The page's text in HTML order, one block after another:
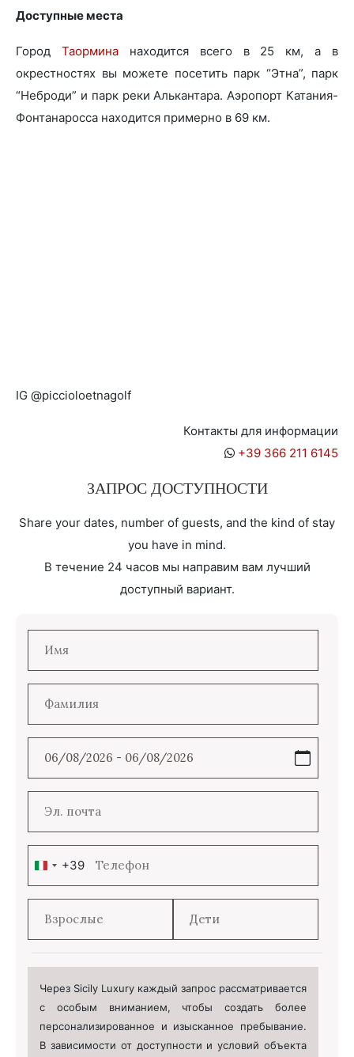
Доступные места
Город Таорминанаходится всего в 25 км, а в
окрестностях вы можете посетить парк “Этна”, парк
“Неброди” и парк реки Алькантара. Аэропорт Катания-
Фонтанаросса находится примерно в 69 км.
IG @piccioloetnagolf
Контакты для информации
+39 366 211 6145
ЗАПРОС ДОСТУПНОСТИ
Share your dates, number of guests, and the kind of stay
you have in mind.
В течение 24 часов мы направим вам лучший
доступный вариант.
Italy +39
Через Sicily Luxury каждый запрос рассматривается
с особым вниманием, чтобы создать более
персонализированное и изысканное пребывание.
В зависимости от доступности и условий объекта